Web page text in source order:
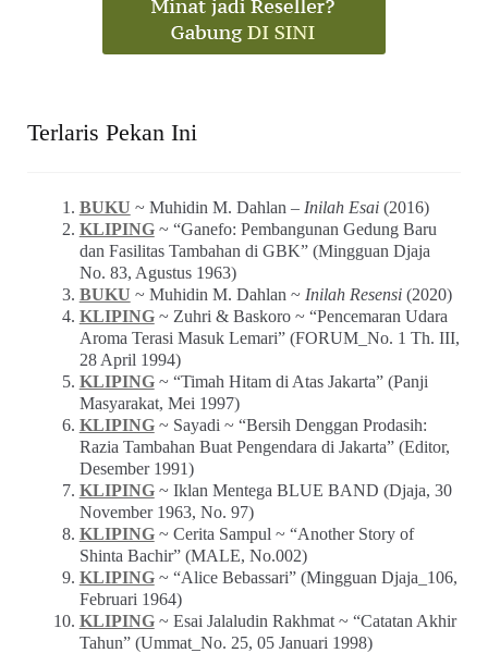
Terlaris Pekan Ini
BUKU ~ Muhidin M. Dahlan – Inilah Esai(2016)
KLIPING~ “Ganefo: Pembangunan Gedung Baru
dan Fasilitas Tambahan di GBK” (Mingguan Djaja
No. 83, Agustus 1963)
BUKU ~ Muhidin M. Dahlan ~ Inilah Resensi(2020)
KLIPING~ Zuhri & Baskoro ~ “Pencemaran Udara
Aroma Terasi Masuk Lemari” (FORUM_No. 1 Th. III,
28 April 1994)
KLIPING~ “Timah Hitam di Atas Jakarta” (Panji
Masyarakat, Mei 1997)
KLIPING~ Sayadi ~ “Bersih Denggan Prodasih:
Razia Tambahan Buat Pengendara di Jakarta” (Editor,
Desember 1991)
KLIPING~ Iklan Mentega BLUE BAND (Djaja, 30
November 1963, No. 97)
KLIPING~ Cerita Sampul ~ “Another Story of
Shinta Bachir” (MALE, No.002)
KLIPING~ “Alice Bebassari” (Mingguan Djaja_106,
Februari 1964)
KLIPING~ Esai Jalaludin Rakhmat ~ “Catatan Akhir
Tahun” (Ummat_No. 25, 05 Januari 1998)